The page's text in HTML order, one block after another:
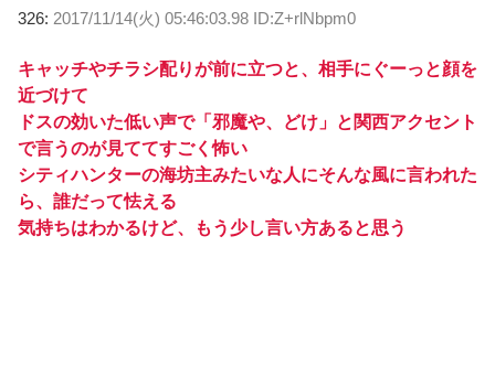
326: 2017/11/14(火) 05:46:03.98 ID:Z+rlNbpm0
キャッチやチラシ配りが前に立つと、相手にぐーっと顔を
近づけて
ドスの効いた低い声で「邪魔や、どけ」と関西アクセント
で言うのが見ててすごく怖い
シティハンターの海坊主みたいな人にそんな風に言われた
ら、誰だって怯える
気持ちはわかるけど、もう少し言い方あると思う